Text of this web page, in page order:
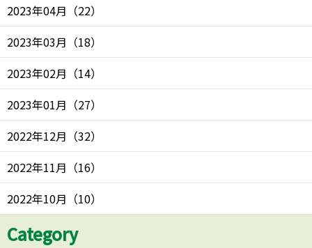
2023年04月 （22）
2023年03月 （18）
2023年02月 （14）
2023年01月 （27）
2022年12月 （32）
2022年11月 （16）
2022年10月 （10）
Category